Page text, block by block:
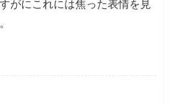
がにこれには焦った表情を見